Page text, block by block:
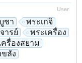
User
ชา
พระเกจิ
ารย์
พระเครื่อง
ครื่องสยาม
ขลัง